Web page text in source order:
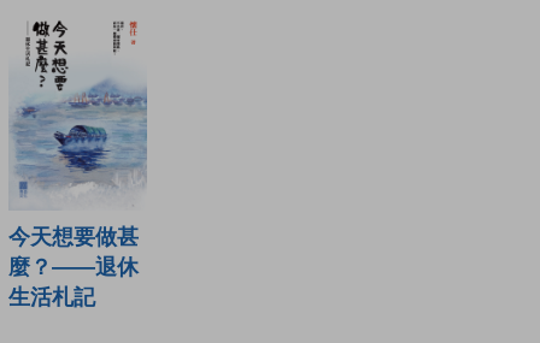
今天想要做甚
麼？——退休
生活札記